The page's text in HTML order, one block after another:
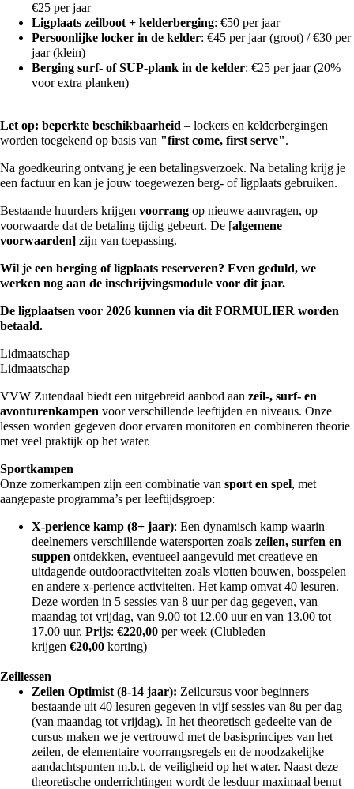
€25 per jaar
Ligplaats zeilboot + kelderberging: €50 per jaar
Persoonlijke locker in de kelder: €45 per jaar (groot) / €30 per
jaar (klein)
Berging surf- of SUP-plank in de kelder: €25 per jaar (20%
voor extra planken)
Let op: beperkte beschikbaarheid – lockers en kelderbergingen
worden toegekend op basis van "first come, first serve".
Na goedkeuring ontvang je een betalingsverzoek. Na betaling krijg je
een factuur en kan je jouw toegewezen berg- of ligplaats gebruiken.
Bestaande huurders krijgen voorrang op nieuwe aanvragen, op
voorwaarde dat de betaling tijdig gebeurt. De [algemene
voorwaarden] zijn van toepassing.
Wil je een berging of ligplaats reserveren? Even geduld, we
werken nog aan de inschrijvingsmodule voor dit jaar.
De ligplaatsen voor 2026 kunnen via dit FORMULIER worden
betaald.
Lidmaatschap
Lidmaatschap
VVW Zutendaal biedt een uitgebreid aanbod aan zeil-, surf- en
avonturenkampen voor verschillende leeftijden en niveaus. Onze
lessen worden gegeven door ervaren monitoren en combineren theorie
met veel praktijk op het water.
Sportkampen
Onze zomerkampen zijn een combinatie van sport en spel, met
aangepaste programma’s per leeftijdsgroep:
X-perience kamp (8+ jaar): Een dynamisch kamp waarin
deelnemers verschillende watersporten zoals zeilen, surfen en
suppen ontdekken, eventueel aangevuld met creatieve en
uitdagende outdooractiviteiten zoals vlotten bouwen, bosspelen
en andere x-perience activiteiten. Het kamp omvat 40 lesuren.
Deze worden in 5 sessies van 8 uur per dag gegeven, van
maandag tot vrijdag, van 9.00 tot 12.00 uur en van 13.00 tot
17.00 uur. Prijs: €220,00 per week (Clubleden
krijgen €20,00 korting)
Zeillessen
Zeilen Optimist (8-14 jaar): Zeilcursus voor beginners
bestaande uit 40 lesuren gegeven in vijf sessies van 8u per dag
(van maandag tot vrijdag). In het theoretisch gedeelte van de
cursus maken we je vertrouwd met de basisprincipes van het
zeilen, de elementaire voorrangsregels en de noodzakelijke
aandachtspunten m.b.t. de veiligheid op het water. Naast deze
theoretische onderrichtingen wordt de lesduur maximaal benut